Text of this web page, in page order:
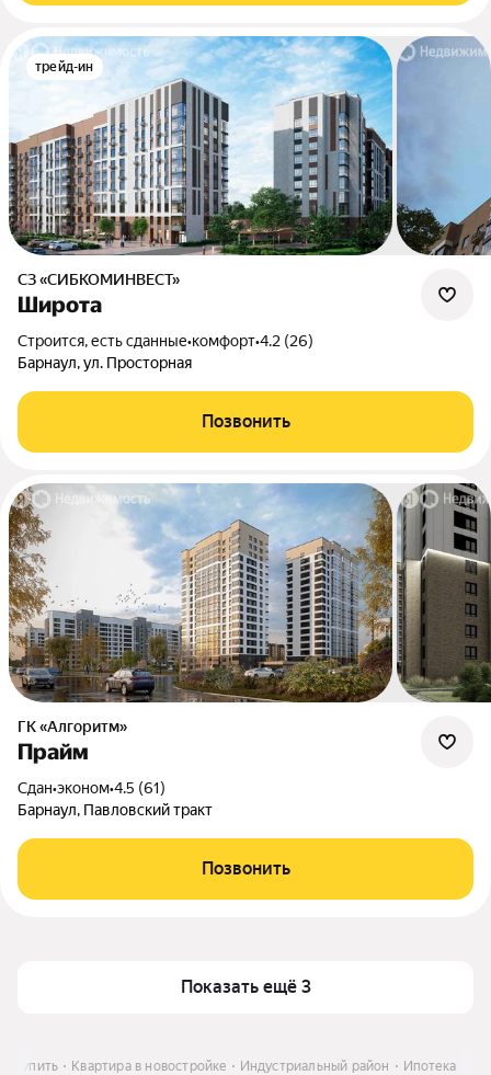
трейд-ин
СЗ «СИБКОМИНВЕСТ»
Широта
Строится, есть сданные•комфорт•4.2 (26)
Барнаул, ул. Просторная
Позвонить
ГК «Алгоритм»
Прайм
Сдан•эконом•4.5 (61)
Барнаул, Павловский тракт
Позвонить
Показать ещё 3
Ипотека
Индустриальный район
Квартира в новостройке
Купить